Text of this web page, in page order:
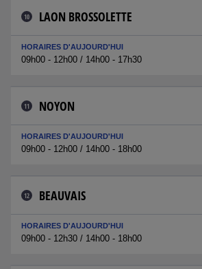
10 LAON BROSSOLETTE
HORAIRES D'AUJOURD'HUI
09h00 - 12h00 / 14h00 - 17h30
11 NOYON
HORAIRES D'AUJOURD'HUI
09h00 - 12h00 / 14h00 - 18h00
12 BEAUVAIS
HORAIRES D'AUJOURD'HUI
09h00 - 12h30 / 14h00 - 18h00